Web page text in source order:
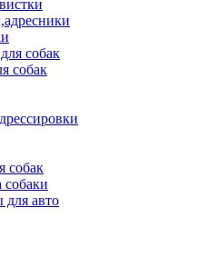
собак
собак
собак
собаки
для авто